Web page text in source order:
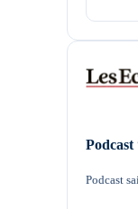
Podcast
Podcast